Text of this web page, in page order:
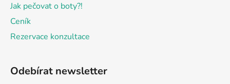
Jak pečovat o boty?!
Ceník
Rezervace konzultace
Odebírat newsletter